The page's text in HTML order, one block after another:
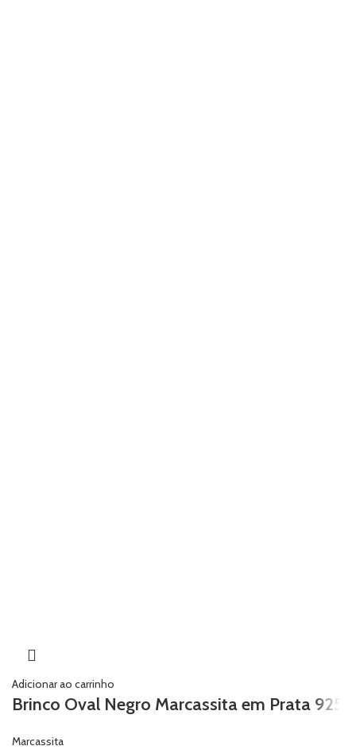
Adicionar ao carrinho
Brinco Oval Negro Marcassita em Prata 925
Marcassita